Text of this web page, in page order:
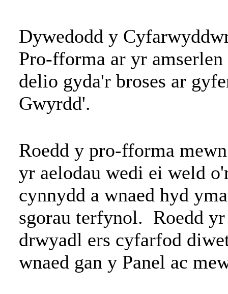
Dywedodd y
Pro-fforma ar yr
delio gyda'r broses ar
Gwyrdd'.
Roedd y pro-fforma
yr aelodau wedi ei weld
cynnydd a wnaed hyd
sgorau terfynol. Roedd
drwyadl ers cyfarfod
wnaed gan y Panel ac